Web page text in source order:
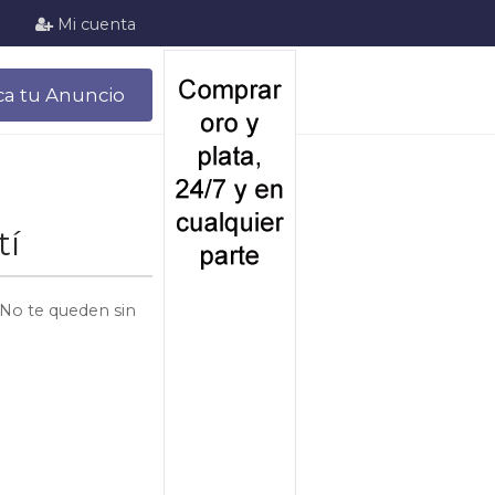
Mi cuenta
tu Anuncio
te queden sin